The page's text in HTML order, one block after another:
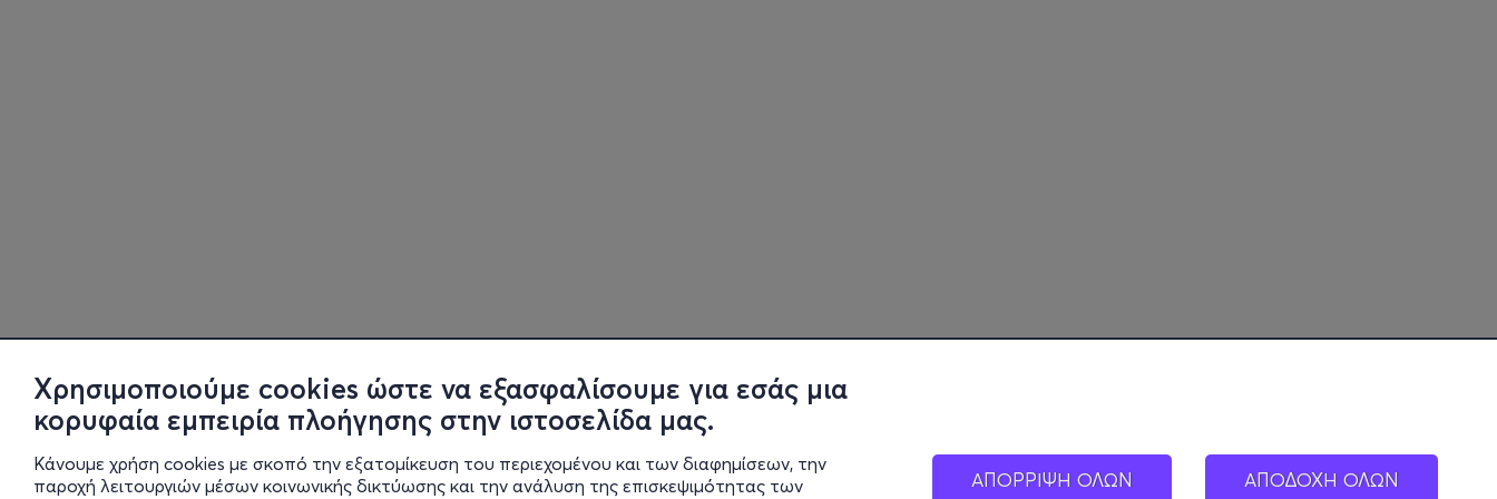
Χρησιμοποιούμε cookies ώστε να εξασφαλίσουμε για εσάς μια
κορυφαία εμπειρία πλοήγησης στην ιστοσελίδα μας.
Κάνουμε χρήση cookies με σκοπό την εξατομίκευση του περιεχομένου και των διαφημίσεων, την
παροχή λειτουργιών μέσων κοινωνικής δικτύωσης και την ανάλυση της επισκεψιμότητας των
ΑΠΟΡΡΙΨΗ ΟΛΩΝ ΑΠΟΔΟΧΗ ΟΛΩΝ